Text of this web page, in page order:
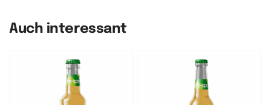
Auch interessant